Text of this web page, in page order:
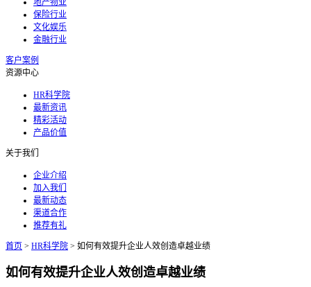
地产物业
保险行业
文化娱乐
金融行业
客户案例
资源中心
HR科学院
最新资讯
精彩活动
产品价值
关于我们
企业介绍
加入我们
最新动态
渠道合作
推荐有礼
首页 > HR科学院 > 如何有效提升企业人效创造卓越业绩
如何有效提升企业人效创造卓越业绩